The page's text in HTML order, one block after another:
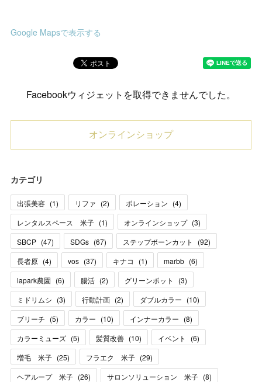
Google Mapsで表示する
Facebookウィジェットを取得できませんでした。
オンラインショップ
カテゴリ
出張美容 (1) リファ (2) ポレーション (4)
レンタルスペース 米子 (1) オンラインショップ (3)
SBCP (47) SDGs (67) ステップボーンカット (92)
長者原 (4) vos (37) キナコ (1) marbb (6)
lapark農園 (6) 腸活 (2) グリーンポット (3)
ミドリムシ (3) 行動計画 (2) ダブルカラー (10)
ブリーチ (5) カラー (10) インナーカラー (8)
カラーミューズ (5) 髪質改善 (10) イベント (6)
増毛 米子 (25) フラエク 米子 (29)
ヘアループ 米子 (26) サロンソリューション 米子 (8)